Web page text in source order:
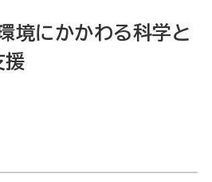
境にかかわる科学と
援